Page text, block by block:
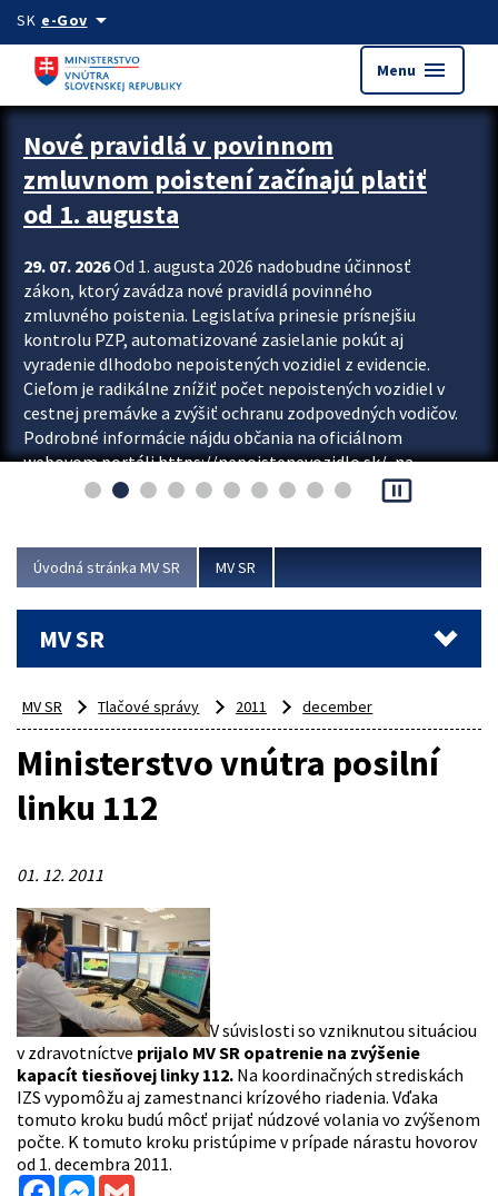
Preskocit na hlavný obsah
SK e-Govarrow_drop_down
Menu menu
Zastavit automatický posun upútavok
Nové pravidlá v povinnom
zmluvnom poistení začínajú platiť
od 1. augusta
29. 07. 2026Od 1. augusta 2026 nadobudne účinnosť
zákon, ktorý zavádza nové pravidlá povinného
zmluvného poistenia. Legislatíva prinesie prísnejšiu
kontrolu PZP, automatizované zasielanie pokút aj
vyradenie dlhodobo nepoistených vozidiel z evidencie.
Cieľom je radikálne znížiť počet nepoistených vozidiel v
cestnej premávke a zvýšiť ochranu zodpovedných vodičov.
Podrobné informácie nájdu občania na oficiálnom
webovom portáli https://nepoistenevozidlo.sk/, na
ktorom od augusta pribudne aj možnosť overiť si...
pause_presentation
Úvodná stránka MV SR MV SR
MV SR
MV SR Tlačové správy 2011 december
Ministerstvo vnútra posilní
linku 112
01. 12. 2011
V súvislosti so vzniknutou situáciou
v zdravotníctve prijalo MV SR opatrenie na zvýšenie
kapacít tiesňovej linky 112. Na koordinačných strediskách
IZS vypomôžu aj zamestnanci krízového riadenia. Vďaka
tomuto kroku budú môcť prijať núdzové volania vo zvýšenom
počte. K tomuto kroku pristúpime v prípade nárastu hovorov
od 1. decembra 2011.
FacebookMessenger